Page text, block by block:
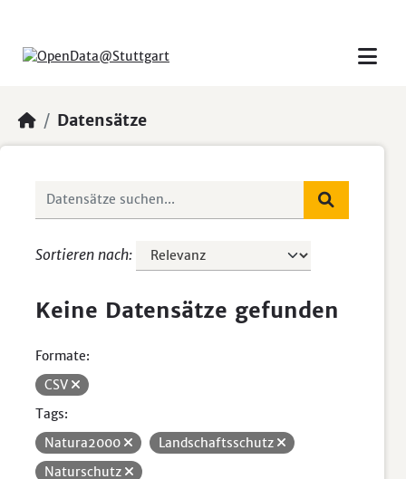
Datensätze
Sortieren nach
Keine Datensätze gefunden
Formate:
CSV
Tags:
Natura2000
Landschaftsschutz
Naturschutz